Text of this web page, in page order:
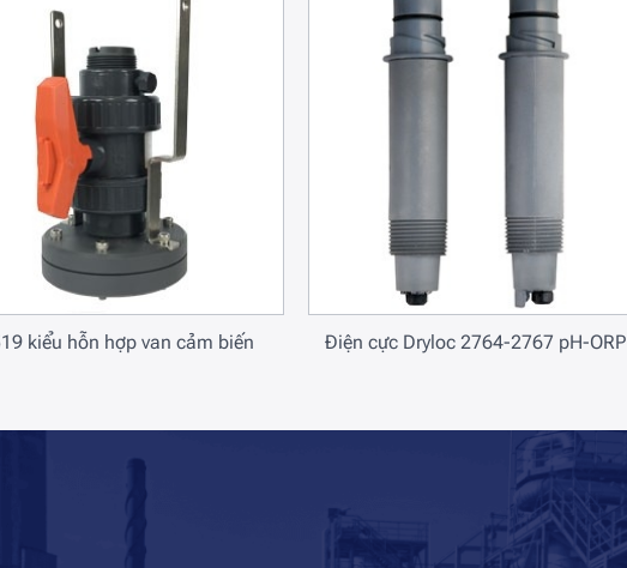
kiểu hỗn hợp van cảm biến Điện cực Dryloc 2764-2767 pH-ORP